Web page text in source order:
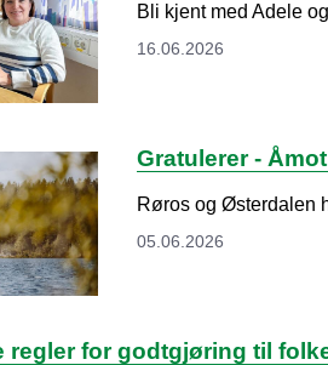
Bli kjent med Adele
16.06.2026
Gratulerer -
Røros og Østerdalen
05.06.2026
regler for godtgjøring til